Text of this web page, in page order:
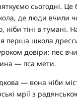
сьогодні. Це
де люди вчили
ніби тіні в тумані.
перша школа
довіри: пес
— пса мети.
— вона ніби
мрії з